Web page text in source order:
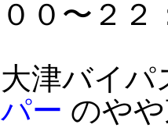
００〜２２
大津バイ
パー のや